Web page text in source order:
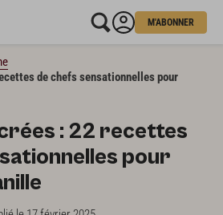
M'ABONNER
de chefs sensationnelles pour
: 22 recettes
pour